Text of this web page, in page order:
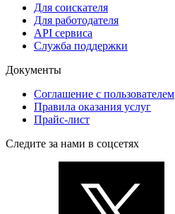
Для соискателя
Для работодателя
API сервиса
Служба поддержки
Документы
Соглашение с пользователем
Правила оказания услуг
Прайс-лист
Следите за нами в соцсетях